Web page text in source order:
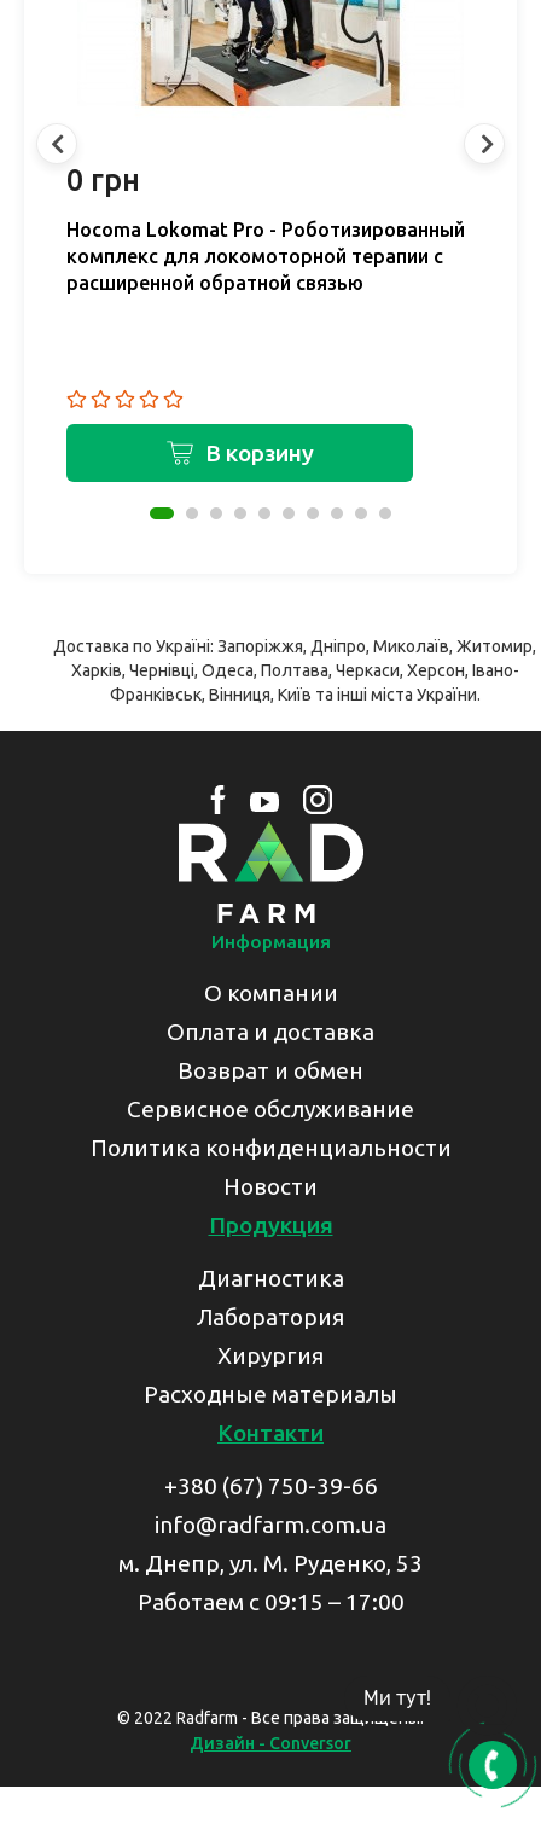
0 грн
Hocoma Lokomat Pro - Роботизированный
комплекс для локомоторной терапии с
расширенной обратной связью
В корзину
Доставка по Україні: Запоріжжя, Дніпро, Миколаїв, Житомир,
Харків, Чернівці, Одеса, Полтава, Черкаси, Херсон, Івано-
Франківськ, Вінниця, Київ та інші міста України.
Информация
О компании
Оплата и доставка
Возврат и обмен
Сервисное обслуживание
Политика конфиденциальности
Новости
Продукция
Диагностика
Лаборатория
Хирургия
Расходные материалы
Контакти
+380 (67) 750-39-66
info@radfarm.com.ua
м. Днепр, ул. М. Руденко, 53
Работаем с 09:15 – 17:00
© 2022 Radfarm - Все права защищены.
Дизайн - Conversor
Ми тут!